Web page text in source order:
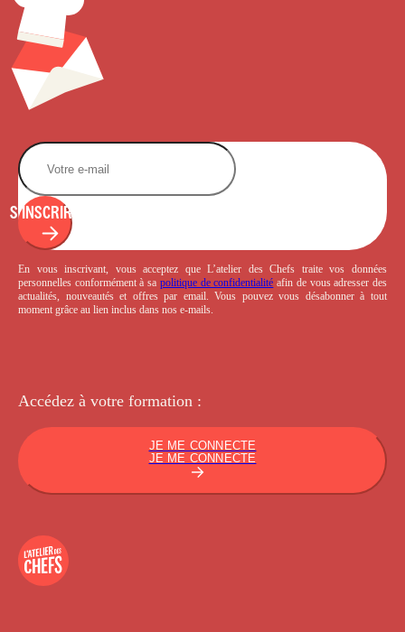
S'INSCRIRE
En vous inscrivant, vous acceptez que L’atelier des Chefs traite vos données
personnelles conformément à sa politique de confidentialité afin de vous adresser des
actualités, nouveautés et offres par email. Vous pouvez vous désabonner à tout
moment grâce au lien inclus dans nos e-mails.
Accédez à votre formation :
JE ME CONNECTE
JE ME CONNECTE